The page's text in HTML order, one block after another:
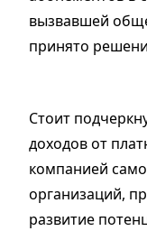
вызвавшей
принято
Стоит
доходов от
компанией
организаций,
развитие